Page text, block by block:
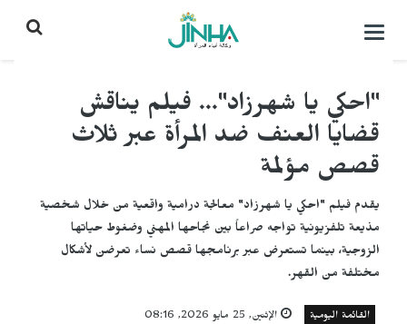
التحكم
"احكي يا شهرزاد"... فيلم يناقش
قضايا العنف ضد المرأة عبر ثلاث
قصص مؤلمة
يقدم فيلم "احكي يا شهرزاد" معالجة درامية واقعية من خلال شخصية
مذيعة تلفزيونية تواجه صراعاً بين نجاحها المهني وضغوط حياتها
الزوجية، بينما تستعرض عبر برنامجها قصص نساء تعرضن لأشكال
مختلفة من القهر.
القائمة اليومية الإثنين, 25 مايو 2026, 08:16